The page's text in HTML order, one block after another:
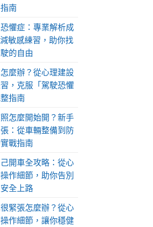
南
懼症：專業解析成
敏感練習，助你找
的自由
麼辦？從心理建設
，克服「駕駛恐懼
指南
怎麼開始開？新手
張：從車輛整備到防
戰指南
開車全攻略：從心
作細節，助你告別
全上路
緊張怎麼辦？從心
作細節，讓你穩健